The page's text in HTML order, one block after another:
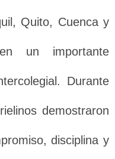
Quito, Cuenca y
un importante
Durante
demostraron
disciplina y